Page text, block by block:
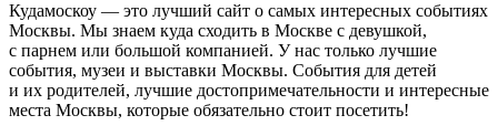
Кудамоскоу — это лучший сайт о самых интересных событиях
Москвы. Мы знаем куда сходить в Москве с девушкой,
с парнем или большой компанией. У нас только лучшие
события, музеи и выставки Москвы. События для детей
и их родителей, лучшие достопримечательности и интересные
места Москвы, которые обязательно стоит посетить!